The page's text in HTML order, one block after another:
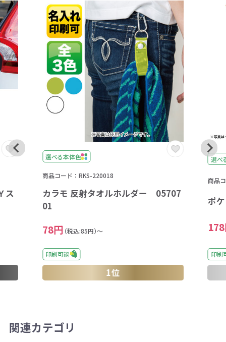
ス
選べる本体色
商品コード：RKS-220018
カラモ 反射タオルホルダー 05707
01
78円 （税込:85円）～
印刷可能
1位
選べ
商品
ポ
印刷
関連カテゴリ